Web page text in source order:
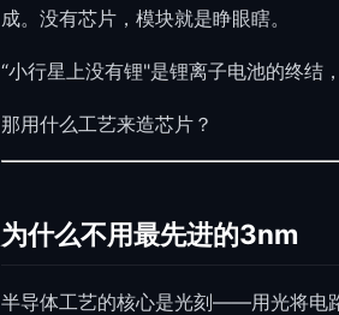
成。没有芯片，模块就是睁眼瞎。
“小行星上没有锂"是锂离子电池的终结
那用什么工艺来造芯片？
为什么不用最先进的3nm
半导体工艺的核心是光刻——用光将电